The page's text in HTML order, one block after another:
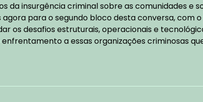
da insurgência criminal sobre as comunidades e
para o segundo bloco desta conversa, com o
os desafios estruturais, operacionais e
a essas organizações criminosas